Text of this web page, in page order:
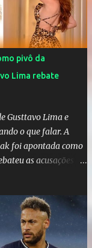
brasileira nas
Marta marcou duas
Alves e Bia
dos gols. Juliette,
mandou um xero
do seu orgulho.
pivô da
Lima rebate
Gusttavo Lima e
o que falar. A
foi apontada como
as acusações
um boato sem pé
esse tipo de
que eu e